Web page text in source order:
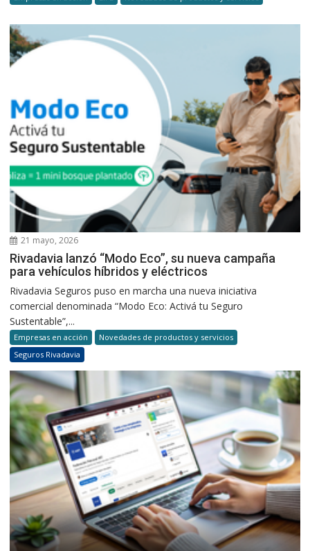
21 mayo, 2026
Rivadavia lanzó “Modo Eco”, su nueva campaña
para vehículos híbridos y eléctricos
Rivadavia Seguros puso en marcha una nueva iniciativa
comercial denominada “Modo Eco: Activá tu Seguro
Sustentable”,...
Empresas en acción
Novedades de productos y servicios
Seguros Rivadavia